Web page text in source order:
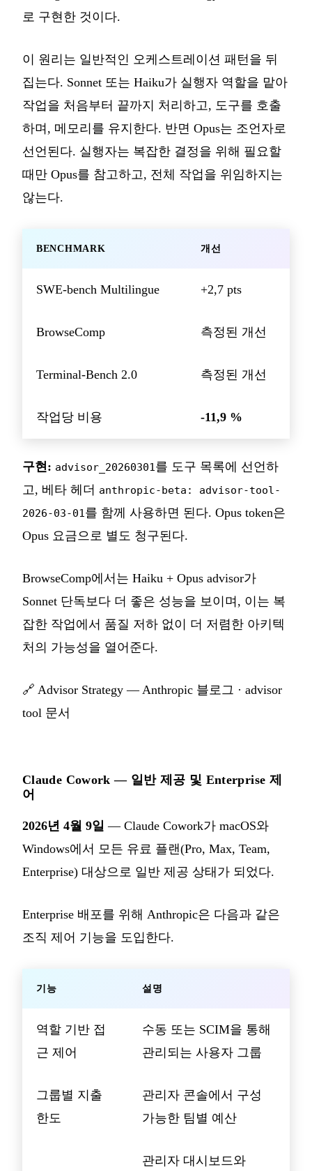
로 구현한 것이다.
이 원리는 일반적인 오케스트레이션 패턴을 뒤
집는다. Sonnet 또는 Haiku가 실행자 역할을 맡아
작업을 처음부터 끝까지 처리하고, 도구를 호출
하며, 메모리를 유지한다. 반면 Opus는 조언자로
선언된다. 실행자는 복잡한 결정을 위해 필요할
때만 Opus를 참고하고, 전체 작업을 위임하지는
않는다.
BENCHMARK 개선
SWE-bench Multilingue +2,7 pts
BrowseComp 측정된 개선
Terminal-Bench 2.0 측정된 개선
작업당 비용 -11,9 %
구현: advisor_20260301 를 도구 목록에 선언하
고, 베타 헤더 anthropic-beta: advisor-tool-
2026-03-01 를 함께 사용하면 된다. Opus token은
Opus 요금으로 별도 청구된다.
BrowseComp에서는 Haiku + Opus advisor가
Sonnet 단독보다 더 좋은 성능을 보이며, 이는 복
잡한 작업에서 품질 저하 없이 더 저렴한 아키텍
처의 가능성을 열어준다.
🔗 Advisor Strategy — Anthropic 블로그 · advisor
tool 문서
Claude Cowork — 일반 제공 및 Enterprise 제
어
2026년 4월 9일 — Claude Cowork가 macOS와
Windows에서 모든 유료 플랜(Pro, Max, Team,
Enterprise) 대상으로 일반 제공 상태가 되었다.
Enterprise 배포를 위해 Anthropic은 다음과 같은
조직 제어 기능을 도입한다.
기능 설명
역할 기반 접
근 제어
수동 또는 SCIM을 통해
관리되는 사용자 그룹
그룹별 지출
한도
관리자 콘솔에서 구성
가능한 팀별 예산
관리자 대시보드와